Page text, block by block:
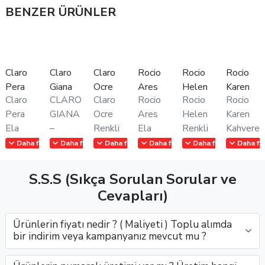
BENZER ÜRÜNLER
Claro
Pera
Claro
Pera
Ela
Renkli
Bonitolente
Medikal
SatışClaro
Pera,
göz alıcı
ela
Daha fazla göster
Claro
Giana
CLARO
GIANA
–
Doğallığın
Konforun
Buluştuğu
Kontakt
LensClaro
Giana,
Bonitolente
Daha fazla göster
Claro
Ocre
Claro
Ocre
Renkli
Lens –
Medikal
Toptan
SatışClaro
Ocre,
doğal
görünümlü
kahverengi
Daha fazla göster
Rocio
Ares
Rocio
Ares
Ela
Kahve
Lens –
Bonitolente
Medikal’e
Özel
Toptan
Satışta!Rocio
Ares,
Daha fazla göster
Rocio
Helen
Rocio
Helen
Renkli
Lens –
Medikal
Toptan
Helen,
doğal
kahverengi
tonlarıyla
Daha fazla göster
Rocio
Karen
Rocio
Karen
Renkli
Medikal
Gözlükçü
sofistik..
Daha
S.S.S (Sıkça Sorulan Sorular ve
Cevapları)
Ürünlerin fiyatı nedir ? ( Maliyeti ) Toplu alımda
bir indirim veya kampanyanız mevcut mu ?